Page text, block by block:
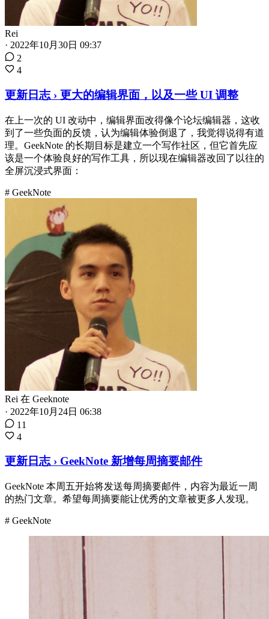
Rei
· 2022年10月30日 09:37
2
4
更新日志 › 更大的编辑界面，以及一些 UI 调整
在上一次的 UI 改动中，编辑界面改得像个论坛编辑器，这收
到了一些负面的反馈，认为编辑体验倒退了，我觉得说得有道
理。GeekNote 的长期目标是建立一个写作社区，但它首先应
该是一个体验良好的写作工具，所以现在编辑器改回了以往的
全屏沉浸式界面：
# GeekNote
Rei 在 Geeknote
· 2022年10月24日 06:38
11
4
更新日志 › GeekNote 新增每周摘要邮件
GeekNote 本周五开始将发送每周摘要邮件，内容为最近一周
的热门文章。希望每周摘要能让优秀的文章被更多人发现。
# GeekNote